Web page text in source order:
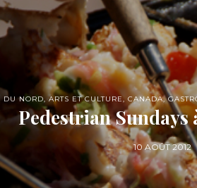
DU NORD,ARTS ET CULTURE, CANADA,
Pedestrian Sundays
10 AOÛT 2012